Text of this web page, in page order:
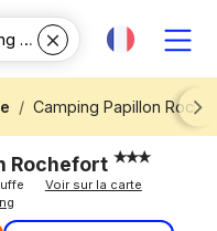
Camping Papillon
Next
Rochefort
Voir sur la carte